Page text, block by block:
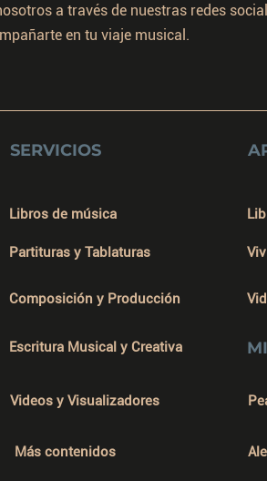
a través de nuestras redes
en tu viaje musical.
SERVICIOS
Libros de música
Partituras y Tablaturas
Composición y Producción
Escritura Musical y Creativa
Videos y Visualizadores
Más contenidos